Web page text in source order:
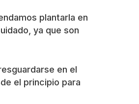
plantarla en
ya que son
en el
el principio para